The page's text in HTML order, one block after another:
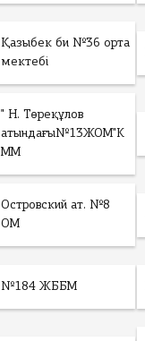
Қазыбек би №36 орта
мектебі
" Н. Төреқұлов
атындағы№13ЖОМ"К
ММ
Островский ат. №8
ОМ
№184 ЖББМ